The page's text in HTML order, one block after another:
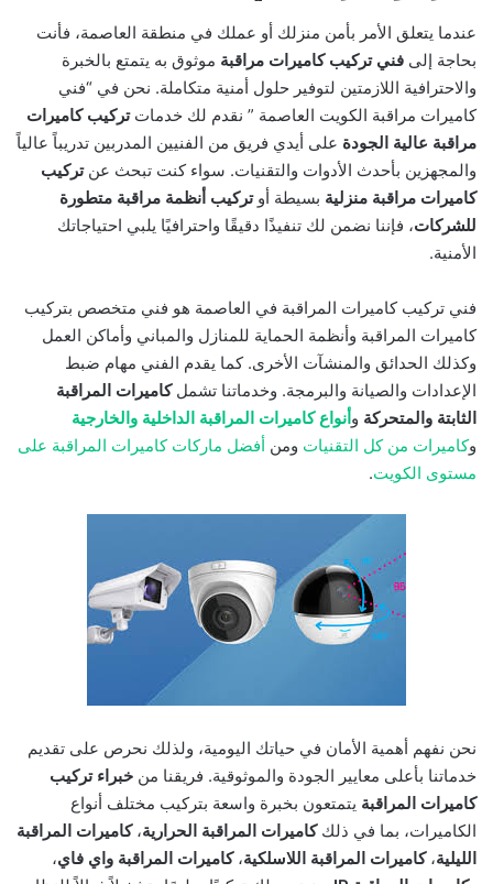
عندما يتعلق الأمر بأمن منزلك أو عملك في منطقة العاصمة، فأنت
بحاجة إلى فني تركيب كاميرات مراقبة موثوق به يتمتع بالخبرة
والاحترافية اللازمتين لتوفير حلول أمنية متكاملة. نحن في “فني
كاميرات مراقبة الكويت العاصمة ” نقدم لك خدماتتركيب كاميرات
مراقبة عالية الجودة على أيدي فريق من الفنيين المدربين تدريباً عالياً
والمجهزين بأحدث الأدوات والتقنيات. سواء كنت تبحث عنتركيب
كاميرات مراقبة منزلية بسيطة أوتركيب أنظمة مراقبة متطورة
للشركات، فإننا نضمن لك تنفيذًا دقيقًا واحترافيًا يلبي احتياجاتك
الأمنية.
فني تركيب كاميرات المراقبة في العاصمة هو فني متخصص بتركيب
كاميرات المراقبة وأنظمة الحماية للمنازل والمباني وأماكن العمل
وكذلك الحدائق والمنشآت الأخرى. كما يقدم الفني مهام ضبط
الإعدادات والصيانة والبرمجة. وخدماتنا تشملكاميرات المراقبة
الثابتة والمتحركة وأنواع كاميرات المراقبة الداخلية والخارجية
وكاميرات من كل التقنيات ومن أفضل ماركات كاميرات المراقبة على
مستوى الكويت.
نحن نفهم أهمية الأمان في حياتك اليومية، ولذلك نحرص على تقديم
خدماتنا بأعلى معايير الجودة والموثوقية. فريقنا من خبراء تركيب
كاميرات المراقبة يتمتعون بخبرة واسعة بتركيب مختلف أنواع
الكاميرات، بما في ذلككاميرات المراقبة الحرارية،كاميرات المراقبة
الليلية،كاميرات المراقبة اللاسلكية،كاميرات المراقبة واي فاي،